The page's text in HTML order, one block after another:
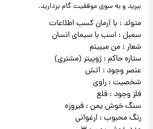
ببرید و به سوی موفقیت گام بردارید.
متولد : با آرمان کسب اطلاعات
سمبل : اسب با سیمای انسان
شعار : من میبینم
ستاره حاکم : ژوپیتر (مشتری)
عنصر وجود : آتش
شخصیت : راوی
فلز وجود : قلع
سنگ خوش یمن : فیروزه
رنگ محبوب : ارغوانی